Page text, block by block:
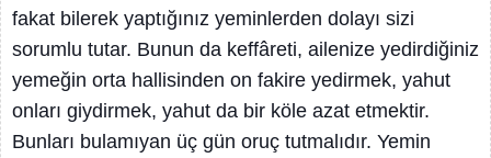
fakat bilerek yaptığınız yeminlerden dolayı sizi
sorumlu tutar. Bunun da keffâreti, ailenize yedirdiğiniz
yemeğin orta hallisinden on fakire yedirmek, yahut
onları giydirmek, yahut da bir köle azat etmektir.
Bunları bulamıyan üç gün oruç tutmalıdır. Yemin